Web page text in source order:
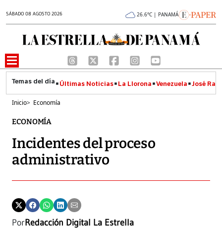
SÁBADO 08 AGOSTO 2026 26.6°C | PANAMÁ
Últimas Noticias La Llorona Venezuela José
Inicio> Economía
ECONOMÍA
Incidentes del proceso
administrativo
PorRedacción Digital La Estrella